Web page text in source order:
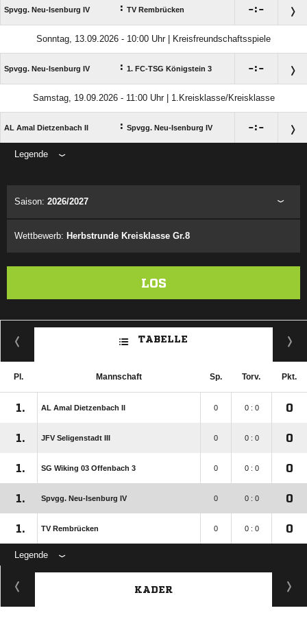
Spvgg. Neu-Isenburg IV : TV Rembrücken :
Sonntag, 13.09.2026 - 10:00 Uhr | Kreisfreundschaftsspiele
Spvgg. Neu-Isenburg IV : 1. FC-TSG Königstein 3 :
Samstag, 19.09.2026 - 11:00 Uhr | 1.Kreisklasse/Kreisklasse
AL Amal Dietzenbach II : Spvgg. Neu-Isenburg IV :
Legende
Saison: 2026/2027
Wettbewerb: Herbstrunde Kreisklasse Gr.8
LOS
TABELLE
Pl. Mannschaft Sp. Torv. Pkt.
1. AL Amal Dietzenbach II 0 0 : 0 0
1. JFV Seligenstadt III 0 0 : 0 0
1. SG Wiking 03 Offenbach 3 0 0 : 0 0
1. Spvgg. Neu-Isenburg IV 0 0 : 0 0
1. TV Rembrücken 0 0 : 0 0
Legende
KADER